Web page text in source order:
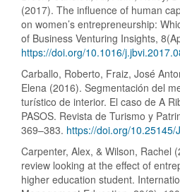
(2017). The influence of human
on women’s entrepreneurship:
of Business Venturing Insights,
https://doi.org/10.1016/
Carballo, Roberto, Fraiz, José
Elena (2016). Segmentación del
turístico de interior. El caso de A
PASOS. Revista de Turismo y
369–383. https://doi.org/10.25145/
Carpenter, Alex, & Wilson, Rachel
review looking at the effect of
higher education student.